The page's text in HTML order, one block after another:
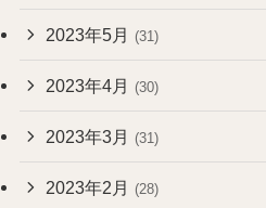
2023年5月 (31)
2023年4月 (30)
2023年3月 (31)
2023年2月 (28)